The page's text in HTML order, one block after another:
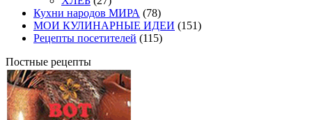
Кухни народов МИРА (78)
МОИ КУЛИНАРНЫЕ ИДЕИ (151)
Рецепты посетителей (115)
Постные рецепты